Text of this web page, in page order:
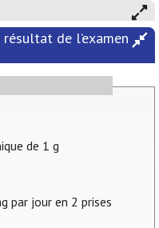
de l’examen
de 1 g
par jour en 2 prises